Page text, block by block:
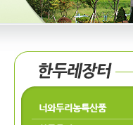
너와두리농특산품